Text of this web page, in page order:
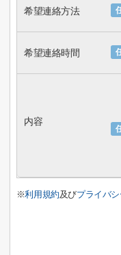
希望連絡方法
希望連絡時間
内容
※利用規約及びプライバ